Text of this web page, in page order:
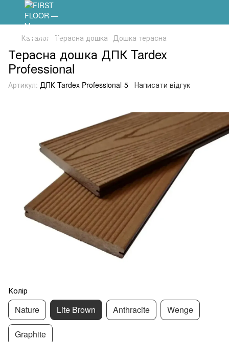
Каталог Терасна дошка Дошка терасна
Терасна дошка ДПК Tardex
Professional
Артикул: ДПК Tardex Professional-5 Написати відгук
Колір
Nature Lite Brown Anthracite Wenge
Graphite